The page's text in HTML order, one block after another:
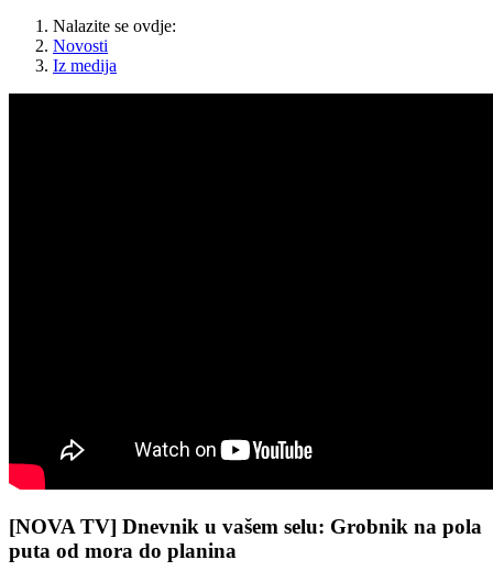
Nalazite se ovdje:
Novosti
Iz medija
[NOVA TV] Dnevnik u vašem selu: Grobnik na pola
puta od mora do planina